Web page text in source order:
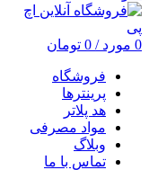
0 مورد /
0 تومان
فروشگاه
پرینترها
هد پلاتر
مواد مصرفی
وبلاگ
تماس با ما